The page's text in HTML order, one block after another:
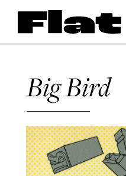
Big Bird